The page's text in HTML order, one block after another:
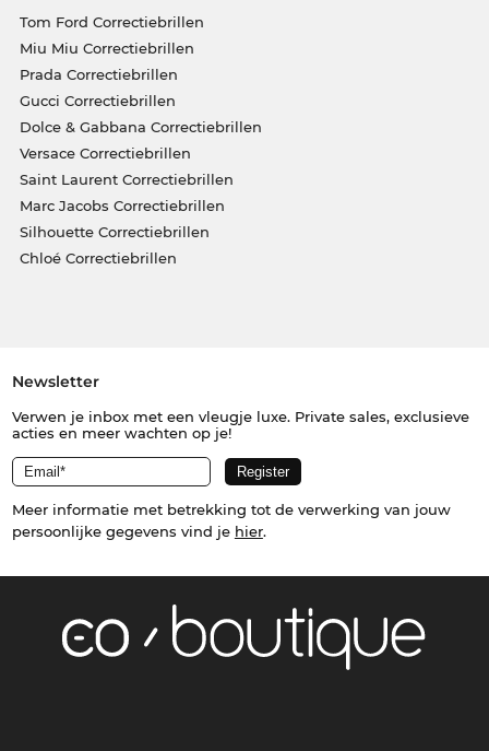
Tom Ford Correctiebrillen
Miu Miu Correctiebrillen
Prada Correctiebrillen
Gucci Correctiebrillen
Dolce & Gabbana Correctiebrillen
Versace Correctiebrillen
Saint Laurent Correctiebrillen
Marc Jacobs Correctiebrillen
Silhouette Correctiebrillen
Chloé Correctiebrillen
Newsletter
Verwen je inbox met een vleugje luxe. Private sales, exclusieve
acties en meer wachten op je!
Meer informatie met betrekking tot de verwerking van jouw
persoonlijke gegevens vind je hier.